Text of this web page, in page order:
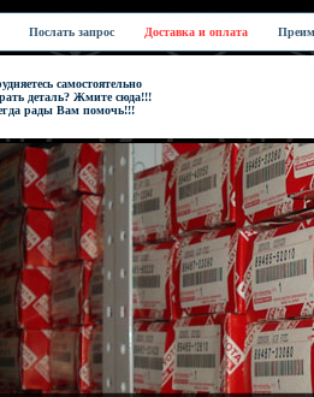
Послать запрос Доставка и оплата
самостоятельно
деталь? Жмите сюда!!!
рады Вам помочь!!!